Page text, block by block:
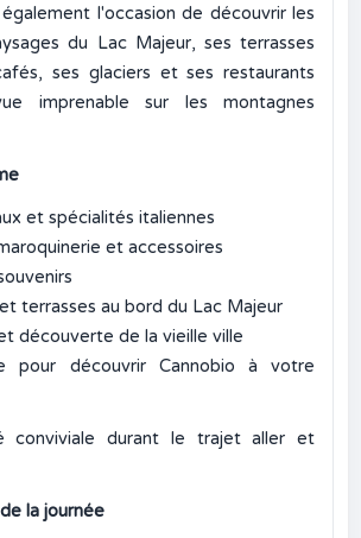
l'occasion de découvrir les
du Lac Majeur, ses terrasses
ses glaciers et ses restaurants
imprenable sur les montagnes
et spécialités italiennes
et accessoires
terrasses au bord du Lac Majeur
découverte de la vieille ville
pour découvrir Cannobio à votre
conviviale durant le trajet aller et
la journée